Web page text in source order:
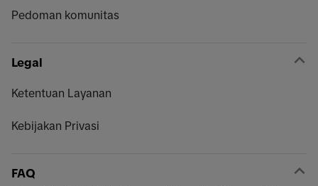
Pedoman komunitas
Legal
Ketentuan Layanan
Kebijakan Privasi
FAQ